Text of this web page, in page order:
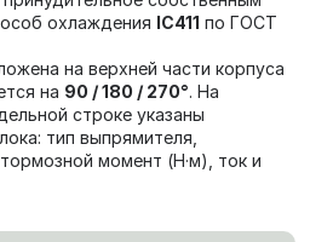
охлаждения IC411 по ГОСТ
на верхней части корпуса
на 90 / 180 / 270°. На
строке указаны
тип выпрямителя,
момент (Н·м), ток и